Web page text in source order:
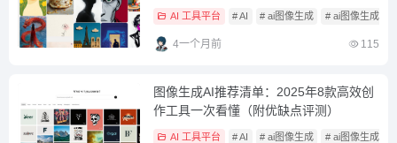
AI 工具平台 # AI # ai图像生成 # ai图像生成工
4一个月前 115
图像生成AI推荐清单：2025年8款高效创
作工具一次看懂（附优缺点评测）
AI 工具平台 # AI # ai图像生成 # ai图像生成工